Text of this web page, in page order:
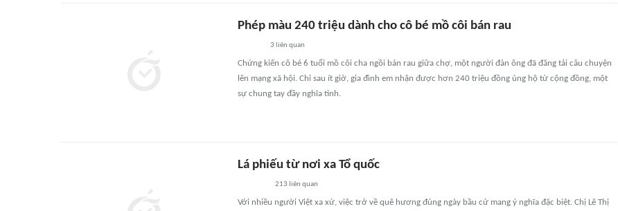
Phép màu 240 triệu dành cho cô bé mồ côi bán rau
3 liên quan
Chứng kiến cô bé 6 tuổi mồ côi cha ngồi bán rau giữa chợ, một người đàn ông đã đăng tải câu chuyện
lên mạng xã hội. Chỉ sau ít giờ, gia đình em nhận được hơn 240 triệu đồng ủng hộ từ cộng đồng, một
sự chung tay đầy nghĩa tình.
Lá phiếu từ nơi xa Tổ quốc
213 liên quan
Với nhiều người Việt xa xứ, việc trở về quê hương đúng ngày bầu cử mang ý nghĩa đặc biệt. Chị Lê Thị